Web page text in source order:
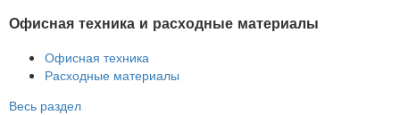
Офисная техника и расходные материалы
Офисная техника
Расходные материалы
Весь раздел